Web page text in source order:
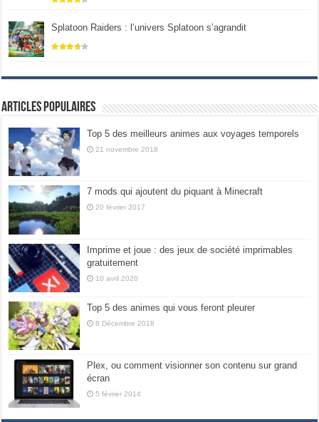
Splatoon Raiders : l’univers Splatoon s’agrandit
Articles populaires
Top 5 des meilleurs animes aux voyages temporels
21 novembre 2018
7 mods qui ajoutent du piquant à Minecraft
20 février 2017
Imprime et joue : des jeux de société imprimables
gratuitement
10 avril 2020
Top 5 des animes qui vous feront pleurer
8 Décembre 2018
Plex, ou comment visionner son contenu sur grand
écran
5 février 2014